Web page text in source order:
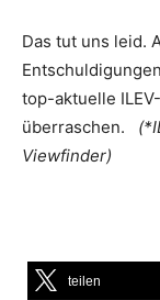
Das tut uns leid.
top-aktuelle
überraschen.
Viewfinder)
teilen